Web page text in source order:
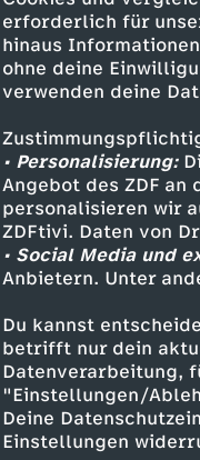
erforderlich für
hinaus
ohne deine
verwenden deine
• Personalisierung:
Angebot des ZDF an
personalisieren wir
ZDFtivi. Daten von
• Social Media und
Anbietern. Unter
Du kannst
betrifft nur dein
Datenverarbeitung,
"Einstellungen/
Deine
Einstellungen